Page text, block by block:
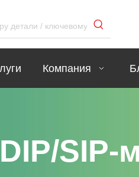
Компания
DIP/SIP-